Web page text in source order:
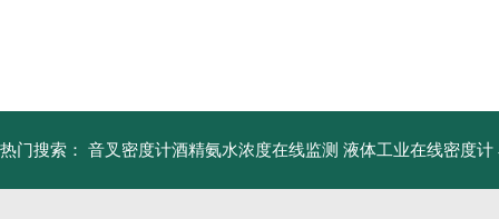
热门搜索： 音叉密度计酒精氨水浓度在线监测 液体工业在线密度计